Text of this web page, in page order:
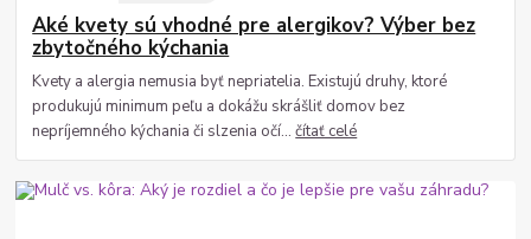
Aké kvety sú vhodné pre alergikov? Výber bez
zbytočného kýchania
Kvety a alergia nemusia byť nepriatelia. Existujú druhy, ktoré
produkujú minimum peľu a dokážu skrášliť domov bez
nepríjemného kýchania či slzenia očí...čítať celé